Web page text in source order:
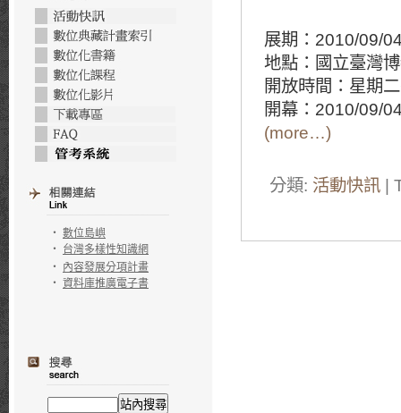
‧ 數位島嶼
‧ 台灣多樣性知識網
‧ 內容發展分項計畫
‧ 資料庫推廣電子書
展期：2010/09/
地點：國立臺灣
開放時間：星期
開幕：2010/09/
(more…)
分類: 活動快訊 |